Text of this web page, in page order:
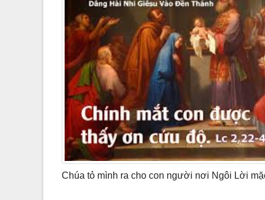
Chúa tỏ mình ra cho con người nơi Ngôi Lời